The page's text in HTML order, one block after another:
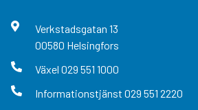
Verkstadsgatan 13
00580 Helsingfors
Växel 029 551 1000
Informationstjänst 029 551 2220